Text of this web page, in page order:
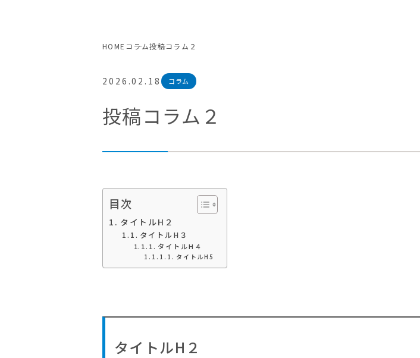
HOME コラム投稿コラム２
2026.02.18 コラム
投稿コラム２
目次
タイトルH２
タイトルH３
タイトルH４
タイトルH5
タイトルH２